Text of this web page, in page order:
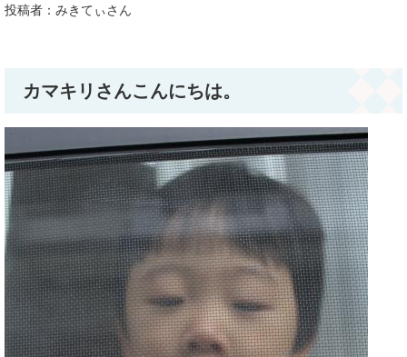
投稿者：みきてぃさん​
カマキリさんこんにちは。